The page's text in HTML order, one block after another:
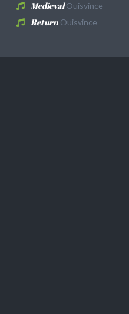
Medieval Ouisvince
Return Ouisvince